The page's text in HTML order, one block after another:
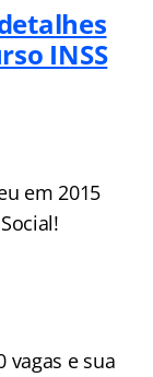
INSS
em 2015
vagas e sua